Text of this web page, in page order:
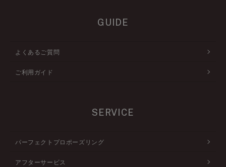
GUIDE
よくあるご質問
ご利用ガイド
SERVICE
パーフェクトプロポーズリング
アフターサービス